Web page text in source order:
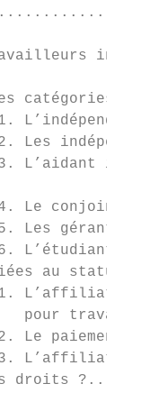
catégories
Les
L’aidant
Le conjoint
Les
L’étudiant-
au statut
pour
Le paiement
droits